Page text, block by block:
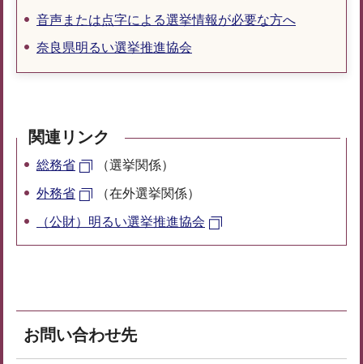
音声または点字による選挙情報が必要な方へ
奈良県明るい選挙推進協会
関連リンク
総務省 （選挙関係）
外務省 （在外選挙関係）
（公財）明るい選挙推進協会
お問い合わせ先